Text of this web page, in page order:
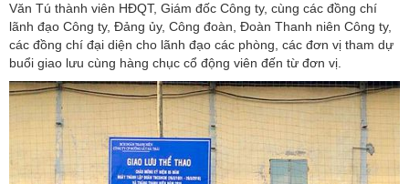
Văn Tú thành viên HĐQT, Giám đốc Công ty, cùng các đồng chí
lãnh đạo Công ty, Đảng ủy, Công đoàn, Đoàn Thanh niên Công ty,
các đồng chí đại diện cho lãnh đạo các phòng, các đơn vị tham dự
buổi giao lưu cùng hàng chục cổ động viên đến từ đơn vị.